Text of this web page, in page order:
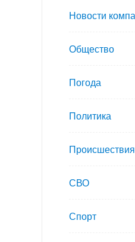
Новости
Общество
Погода
Политика
Происшествия
СВО
Спорт